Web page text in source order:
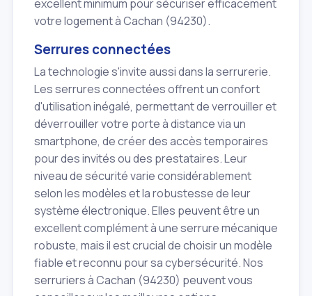
excellent minimum pour sécuriser efficacement
votre logement à Cachan (94230).
Serrures connectées
La technologie s'invite aussi dans la serrurerie.
Les serrures connectées offrent un confort
d'utilisation inégalé, permettant de verrouiller et
déverrouiller votre porte à distance via un
smartphone, de créer des accès temporaires
pour des invités ou des prestataires. Leur
niveau de sécurité varie considérablement
selon les modèles et la robustesse de leur
système électronique. Elles peuvent être un
excellent complément à une serrure mécanique
robuste, mais il est crucial de choisir un modèle
fiable et reconnu pour sa cybersécurité. Nos
serruriers à Cachan (94230) peuvent vous